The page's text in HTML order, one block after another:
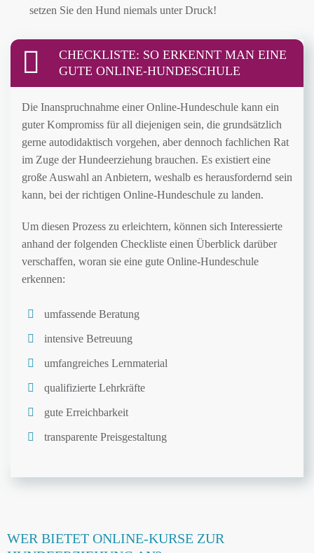
setzen Sie den Hund niemals unter Druck!
CHECKLISTE: SO ERKENNT MAN EINE
GUTE ONLINE-HUNDESCHULE
Die Inanspruchnahme einer Online-Hundeschule kann ein
guter Kompromiss für all diejenigen sein, die grundsätzlich
gerne autodidaktisch vorgehen, aber dennoch fachlichen Rat
im Zuge der Hundeerziehung brauchen. Es existiert eine
große Auswahl an Anbietern, weshalb es herausfordernd sein
kann, bei der richtigen Online-Hundeschule zu landen.
Um diesen Prozess zu erleichtern, können sich Interessierte
anhand der folgenden Checkliste einen Überblick darüber
verschaffen, woran sie eine gute Online-Hundeschule
erkennen:
umfassende Beratung
intensive Betreuung
umfangreiches Lernmaterial
qualifizierte Lehrkräfte
gute Erreichbarkeit
transparente Preisgestaltung
WER BIETET ONLINE-KURSE ZUR